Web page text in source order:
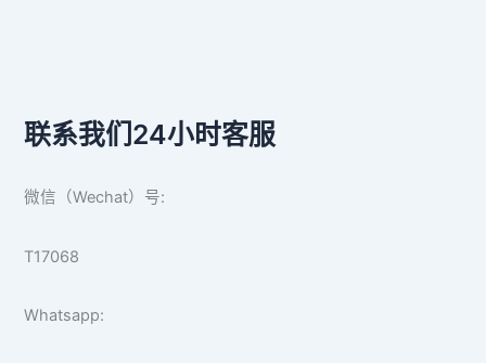
联系我们24小时客服
微信（Wechat）号:
T17068
Whatsapp: